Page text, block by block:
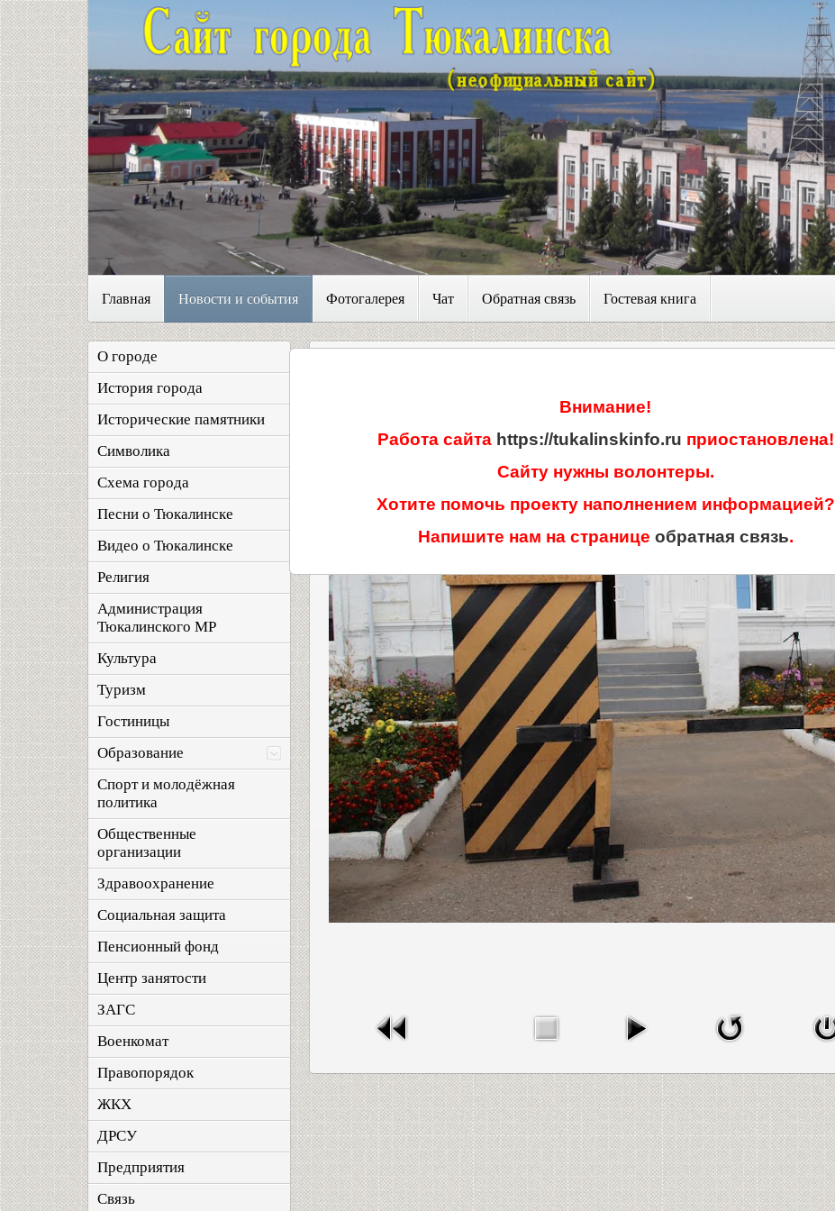
Главная Новости и события Фотогалерея Чат Обратная связь Гостевая книга
О городе
История города
Исторические памятники
Символика
Схема города
Песни о Тюкалинске
Видео о Тюкалинске
Религия
Администрация
Тюкалинского МР
Культура
Туризм
Гостиницы
Образование
Спорт и молодёжная
политика
Общественные
организации
Здравоохранение
Социальная защита
Пенсионный фонд
Центр занятости
ЗАГС
Военкомат
Правопорядок
ЖКХ
ДРСУ
Предприятия
Связь
Внимание!
Работа сайта https://tukalinskinfo.ru приостановлена!
Сайту нужны волонтеры.
Хотите помочь проекту наполнением информацией?
Напишите нам на странице обратная связь.